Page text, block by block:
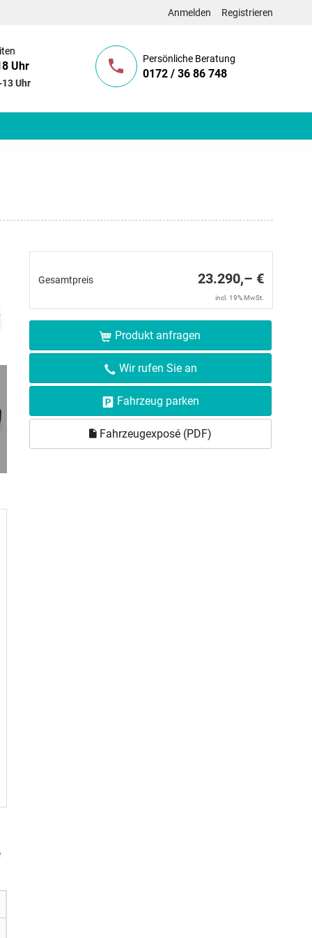
Anmelden Registrieren
Uhr
Uhr
Persönliche Beratung
0172 / 36 86 748
Gesamtpreis 23.290,– €
incl. 19% MwSt.
Produkt anfragen
Wir rufen Sie an
Fahrzeug parken
Fahrzeugexposé (PDF)